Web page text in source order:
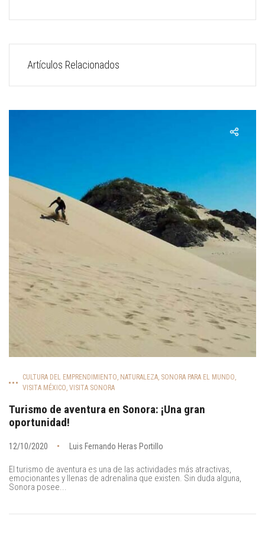
Artículos Relacionados
CULTURA DEL EMPRENDIMIENTO, NATURALEZA, SONORA PARA EL MUNDO,
VISITA MÉXICO, VISITA SONORA
Turismo de aventura en Sonora: ¡Una gran
oportunidad!
12/10/2020 Luis Fernando Heras Portillo
El turismo de aventura es una de las actividades más atractivas,
emocionantes y llenas de adrenalina que existen. Sin duda alguna,
Sonora posee...